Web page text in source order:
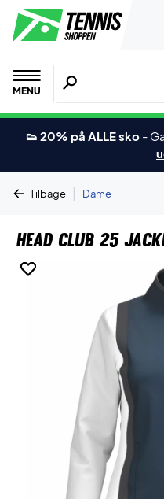
MENU
Søg efter
👟 20% på ALLE sko -
Tilbage | Dame
Head Club 25